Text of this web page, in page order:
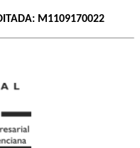
M1109170022